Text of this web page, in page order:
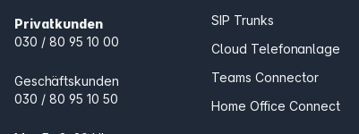
Privatkunden
030 / 80 95 10 00
Geschäftskunden
030 / 80 95 10 50
SIP Trunks
Cloud Telefonanlage
Teams Connector
Home Office Connect